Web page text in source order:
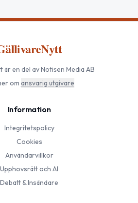
är en del av Notisen Media AB
om ansvarig utgivare
Information
Integritetspolicy
Cookies
Användarvillkor
Upphovsrätt och AI
Debatt & Insändare